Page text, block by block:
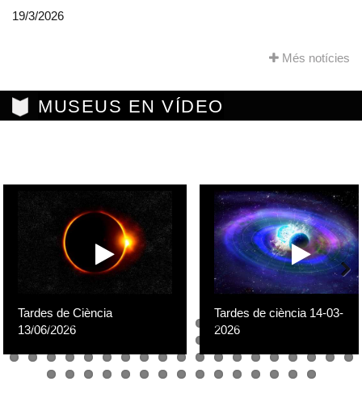
19/3/2026
Més notícies
MUSEUS EN VÍDEO
Tardes de Ciència
13/06/2026
Tardes de ciència 14-03-
2026